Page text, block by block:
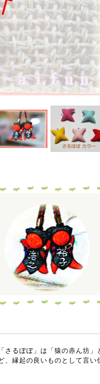
さるぼぼ」は「猿の赤ん坊」
、縁起の良いものとして言い